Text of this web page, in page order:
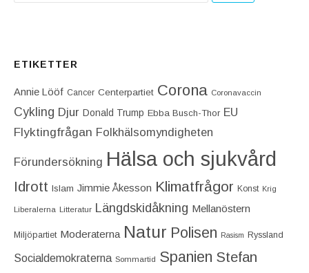
ETIKETTER
Annie Lööf Cancer Centerpartiet‎ Corona Coronavaccin
Cykling Djur Donald Trump Ebba Busch-Thor EU
Flyktingfrågan Folkhälsomyndigheten
Förundersökning Hälsa och sjukvård
Idrott Islam Jimmie Åkesson Klimatfrågor Konst Krig
Liberalerna Litteratur Längdskidåkning Mellanöstern
Miljöpartiet Moderaterna Natur Polisen Rasism Ryssland
Socialdemokraterna Sommartid Spanien Stefan